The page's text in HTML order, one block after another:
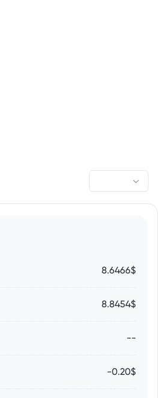
8.6466$
8.8454$
--
-0.20$